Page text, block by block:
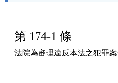
第 174-1 條
法院為審理違反本法之犯罪